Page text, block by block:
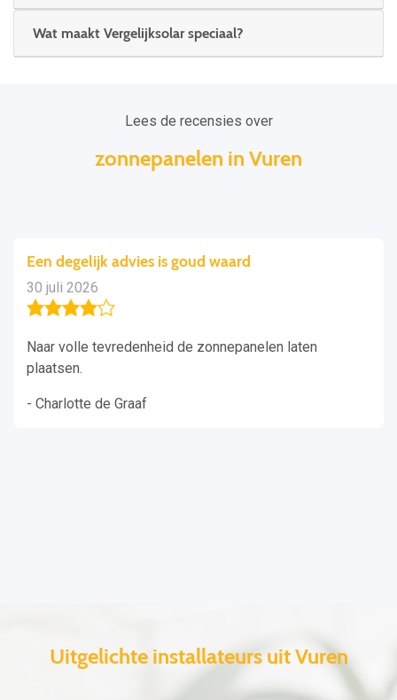
Wat maakt Vergelijksolar speciaal?
Lees de recensies over
zonnepanelen in Vuren
laten
Gespecialiseerd werk geleverd voor
Gisteren had ik het er nog met de
Uitgelichte installateurs uit Vuren